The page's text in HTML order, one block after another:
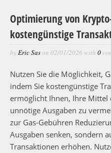
Optimierung von
kostengünstige
byEric Sason 02/01/2026 with 0
Nutzen Sie die Möglichkeit,
indem Sie kostengünstige
ermöglicht Ihnen, Ihre
unnötige Ausgaben zu
zur Gas-Gebühren
Ausgaben senken, sondern
Transaktionen erhöhen.